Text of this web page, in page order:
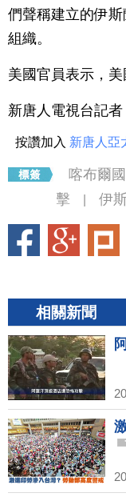
們聲稱建立的伊
組織。
美國官員表示，美
新唐人電視台記
按讚加入 新唐人亞
喀布爾
擊
伊
相關新聞